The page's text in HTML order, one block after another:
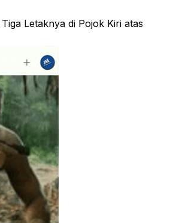
Letaknya di Pojok Kiri atas